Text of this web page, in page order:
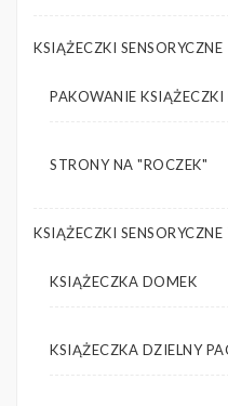
KSIĄŻECZKI SENSORYCZNE
PAKOWANIE KSIĄŻECZKI
STRONY NA "ROCZEK"
KSIĄŻECZKI
KSIĄŻECZKA DOMEK
KSIĄŻECZKA DZIELNY